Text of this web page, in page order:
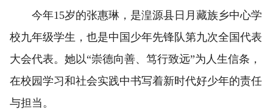
今年15岁的张惠琳，是湟源县日月藏族乡中心学
校九年级学生，也是中国少年先锋队第九次全国代表
大会代表。她以“崇德向善、笃行致远”为人生信条，
在校园学习和社会实践中书写着新时代好少年的责任
与担当。